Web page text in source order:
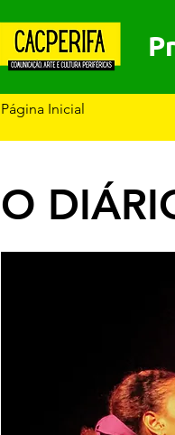
Página Inicial
O